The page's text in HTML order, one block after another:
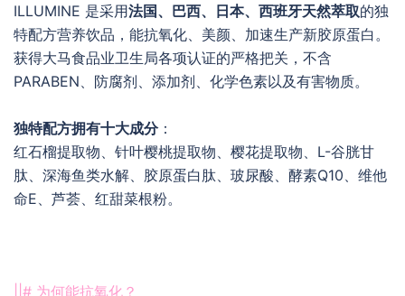
ILLUMINE 是采用法国、巴西、日本、西班牙天然萃取的独
特配方营养饮品，能抗氧化、美颜、加速生产新胶原蛋白。
获得大马食品业卫生局各项认证的严格把关，不含
PARABEN、防腐剂、添加剂、化学色素以及有害物质。
独特配方拥有十大成分：
红石榴提取物、针叶樱桃提取物、樱花提取物、L-谷胱甘
肽、深海鱼类水解、胶原蛋白肽、玻尿酸、酵素Q10、维他
命E、芦荟、红甜菜根粉。
||# 为何能抗氧化？